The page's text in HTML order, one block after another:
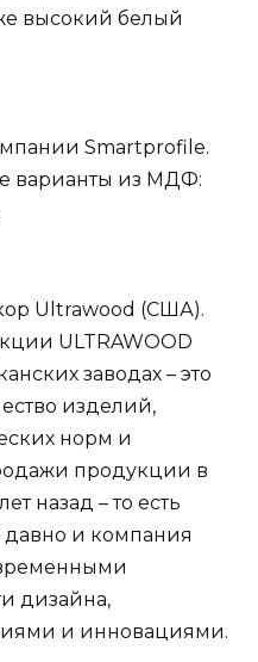
высокий белый
Smartprofile.
варианты из МДФ:
Ultrawood (США).
ULTRAWOOD
заводах – это
изделий,
норм и
продукции в
назад – то есть
давно и компания
дизайна,
и инновациями.